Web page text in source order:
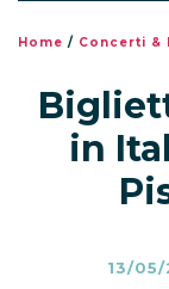
Home / Concerti &
in
13/05/